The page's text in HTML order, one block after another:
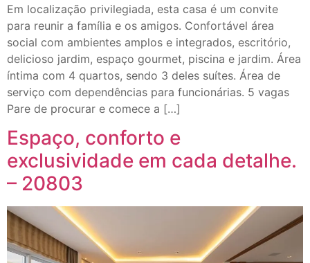
Em localização privilegiada, esta casa é um convite
para reunir a família e os amigos. Confortável área
social com ambientes amplos e integrados, escritório,
delicioso jardim, espaço gourmet, piscina e jardim. Área
íntima com 4 quartos, sendo 3 deles suítes. Área de
serviço com dependências para funcionárias. 5 vagas
Pare de procurar e comece a […]
Espaço, conforto e
exclusividade em cada detalhe.
– 20803